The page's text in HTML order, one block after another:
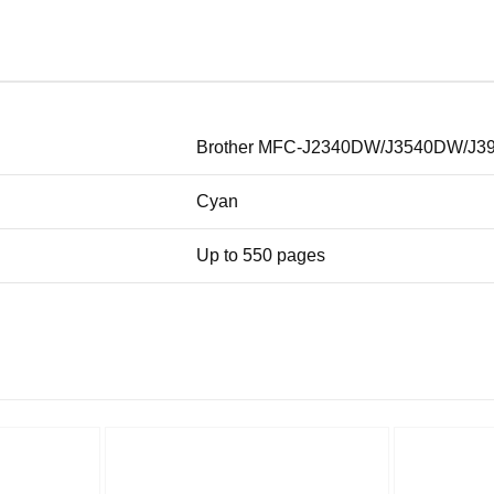
Brother MFC-J2340DW/J3540DW/
Cyan
Up to 550 pages